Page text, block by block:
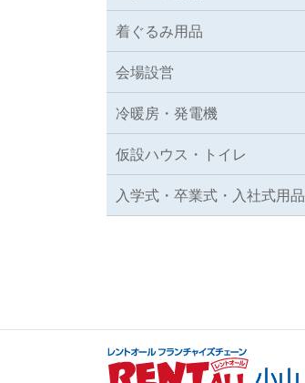
着ぐるみ用品
会場設営
冷暖房・発電機
仮設ハウス・トイレ
入学式・卒業式・入社式用品